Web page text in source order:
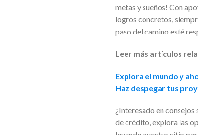
metas y sueños! Con
logros concretos,
paso del camino esté
Leer más artículos
Explora el mundo y
Haz despegar tus
¿Interesado en
de crédito, explora las